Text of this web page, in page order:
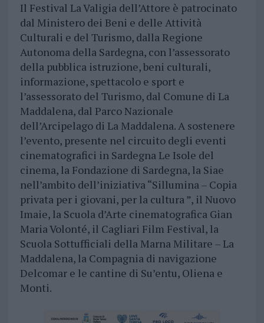
Il Festival La Valigia dell’Attore è patrocinato
dal Ministero dei Beni e delle Attività
Culturali e del Turismo, dalla Regione
Autonoma della Sardegna, con l’assessorato
della pubblica istruzione, beni culturali,
informazione, spettacolo e sport e
l’assessorato del Turismo, dal Comune di La
Maddalena, dal Parco Nazionale
dell’Arcipelago di La Maddalena. A sostenere
l’evento, presente nel circuito degli eventi
cinematografici in Sardegna Le Isole del
cinema, la Fondazione di Sardegna, la Siae
nell’ambito dell’iniziativa “Sillumina – Copia
privata per i giovani, per la cultura ”, il Nuovo
Imaie, la Scuola d’Arte cinematografica Gian
Maria Volonté, il Cagliari Film Festival, la
Scuola Sottufficiali della Marna Militare – La
Maddalena, la Compagnia di navigazione
Delcomar e le cantine di Su’entu, Oliena e
Monti.